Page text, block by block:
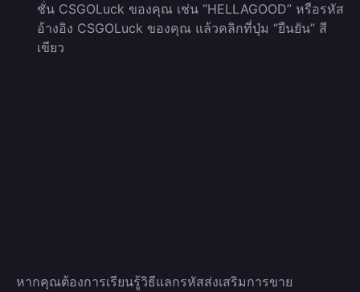
ชั่น CSGOLuck ของคุณ เช่น “HELLAGOOD” หรือรหัส
อ้างอิง CSGOLuck ของคุณ แล้วคลิกที่ปุ่ม “ยืนยัน” สี
เขียว
หากคุณต้องการเรียนรู้วิธีแลกรหัสส่งเสริมการขาย